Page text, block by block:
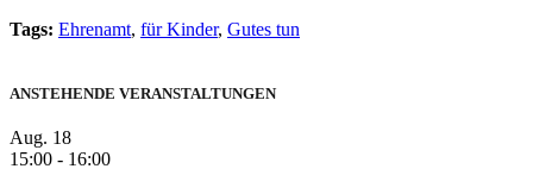
Tags: Ehrenamt, für Kinder, Gutes tun
ANSTEHENDE VERANSTALTUNGEN
Aug. 18
15:00 - 16:00